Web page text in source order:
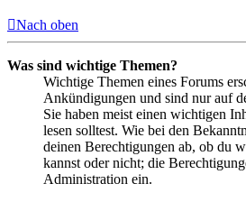
Nach oben
Was sind wichtige Themen?
Wichtige Themen eines Forums
Ankündigungen und sind nur auf
Sie haben meist einen wichtigen
lesen solltest. Wie bei den
deinen Berechtigungen ab, ob du
kannst oder nicht; die
Administration ein.